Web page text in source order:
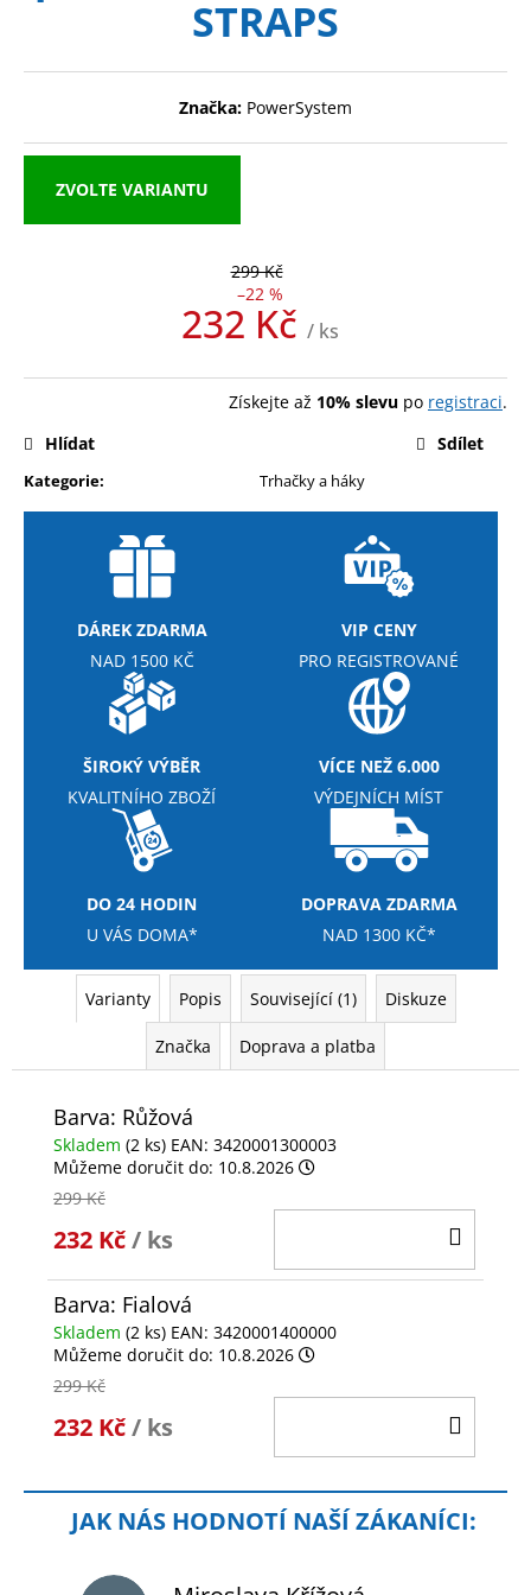
STRAPS
ZVOLTE VARIANTU
Značka: PowerSystem
299 Kč
–22 %
232 Kč / ks
cena:
Získejte až 10% slevu po registraci.
Kategorie: Trhačky a háky
Hlídat Sdílet
DÁREK ZDARMA
NAD 1500 KČ
VIP CENY
PRO REGISTROVANÉ
ŠIROKÝ VÝBĚR
KVALITNÍHO ZBOŽÍ
VÍCE NEŽ 6.000
VÝDEJNÍCH MÍST
DO 24 HODIN
U VÁS DOMA*
DOPRAVA ZDARMA
NAD 1300 KČ*
Varianty Popis Související (1) Diskuze
Značka Doprava a platba
Barva: Růžová
Skladem (2 ks) EAN: 3420001300003
Můžeme doručit do: 10.8.2026
299 Kč
232 Kč/ ks
Barva: Fialová
Skladem (2 ks) EAN: 3420001400000
Můžeme doručit do: 10.8.2026
299 Kč
232 Kč/ ks
j
?
D
p
o
r
u
NUTRITION
HOŘČÍK
MAGNESIUM
BISGLYCINATE
Původně:
Kč